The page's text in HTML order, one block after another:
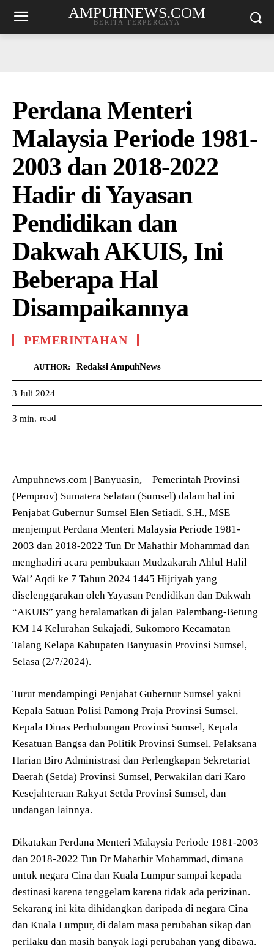
AMPUHNEWS.COM
BERITA TERPERCAYA
Perdana Menteri
Malaysia Periode 1981-
2003 dan 2018-2022
Hadir di Yayasan
Pendidikan dan
Dakwah AKUIS, Ini
Beberapa Hal
Disampaikannya
PEMERINTAHAN
AUTHOR: Redaksi AmpuhNews
3 Juli 2024
3 min. read
Ampuhnews.com | Banyuasin, – Pemerintah Provinsi
(Pemprov) Sumatera Selatan (Sumsel) dalam hal ini
Penjabat Gubernur Sumsel Elen Setiadi, S.H., MSE
menjemput Perdana Menteri Malaysia Periode 1981-
2003 dan 2018-2022 Tun Dr Mahathir Mohammad dan
menghadiri acara pembukaan Mudzakarah Ahlul Halil
Wal’ Aqdi ke 7 Tahun 2024 1445 Hijriyah yang
diselenggarakan oleh Yayasan Pendidikan dan Dakwah
“AKUIS” yang beralamatkan di jalan Palembang-Betung
KM 14 Kelurahan Sukajadi, Sukomoro Kecamatan
Talang Kelapa Kabupaten Banyuasin Provinsi Sumsel,
Selasa (2/7/2024).
Turut mendampingi Penjabat Gubernur Sumsel yakni
Kepala Satuan Polisi Pamong Praja Provinsi Sumsel,
Kepala Dinas Perhubungan Provinsi Sumsel, Kepala
Kesatuan Bangsa dan Politik Provinsi Sumsel, Pelaksana
Harian Biro Administrasi dan Perlengkapan Sekretariat
Daerah (Setda) Provinsi Sumsel, Perwakilan dari Karo
Kesejahteraan Rakyat Setda Provinsi Sumsel, dan
undangan lainnya.
Dikatakan Perdana Menteri Malaysia Periode 1981-2003
dan 2018-2022 Tun Dr Mahathir Mohammad, dimana
untuk negara Cina dan Kuala Lumpur sampai kepada
destinasi karena tenggelam karena tidak ada perizinan.
Sekarang ini kita dihidangkan daripada di negara Cina
dan Kuala Lumpur, di dalam masa perubahan sikap dan
perilaku dan masih banyak lagi perubahan yang dibawa.